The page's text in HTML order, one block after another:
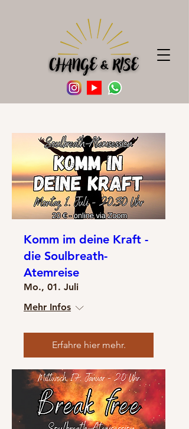
Komm im deine Kraft -
die Soulbreath-
Atemreise
Mo., 01. Juli
Mehr Infos
Erfahre hier mehr.